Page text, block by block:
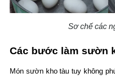
Sơ chế các
Các bước làm sườn
Món sườn kho tàu tuy không